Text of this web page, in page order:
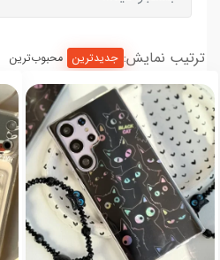
ترتیب نمایش: جدیدترین محبوب‌ترین